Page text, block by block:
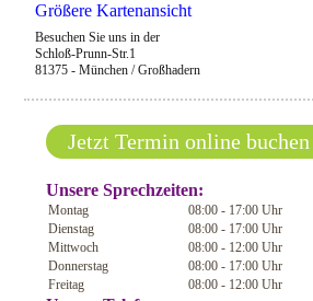
Größere Kartenansicht
Besuchen Sie uns in der
Schloß-Prunn-Str.1
81375 - München / Großhadern
Jetzt Termin online buchen
Unsere Sprechzeiten:
Montag
08:00 - 17:00 Uhr
Dienstag
08:00 - 17:00 Uhr
Mittwoch
08:00 - 12:00 Uhr
Donnerstag
08:00 - 17:00 Uhr
Freitag
08:00 - 12:00 Uhr